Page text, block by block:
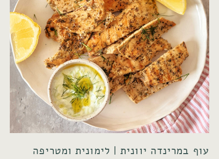
עוף במרינדה יוונית | לימונית ומטריפה